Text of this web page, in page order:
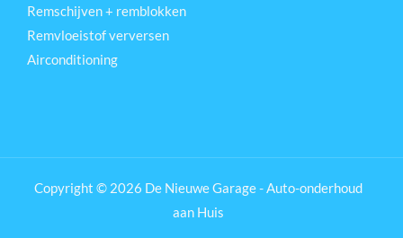
Remschijven + remblokken
Remvloeistof verversen
Airconditioning
Copyright © 2026 De Nieuwe Garage - Auto-onderhoud
aan Huis